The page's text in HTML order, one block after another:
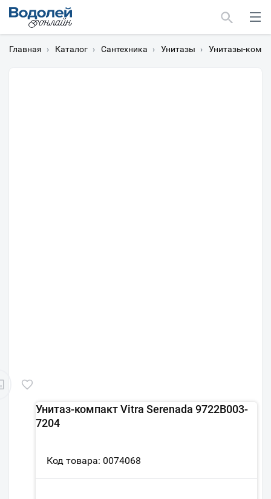
Главная › Каталог › Сантехника › Унитазы › Унитазы-
Унитаз-компакт Vitra Serenada 9722B003-
7204
Код товара: 0074068